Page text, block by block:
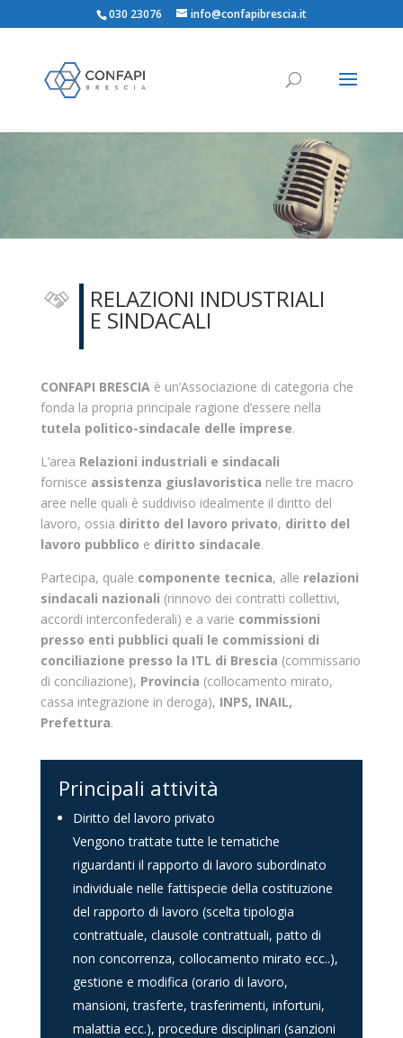
030 23076 info@confapibrescia.it
RELAZIONI INDUSTRIALI
E SINDACALI
CONFAPI BRESCIAè un’Associazione di categoria che
fonda la propria principale ragione d’essere nella
tutela politico-sindacale delle imprese.
L’area Relazioni industriali e sindacali
fornisce assistenza giuslavoristica nelle tre macro
aree nelle quali è suddiviso idealmente il diritto del
lavoro, ossia diritto del lavoro privato, diritto del
lavoro pubblico e diritto sindacale.
Partecipa, quale componente tecnica, alle relazioni
sindacali nazionali (rinnovo dei contratti collettivi,
accordi interconfederali) e a varie commissioni
presso enti pubblici quali le commissioni di
conciliazione presso la ITL di Brescia (commissario
di conciliazione), Provincia (collocamento mirato,
cassa integrazione in deroga), INPS, INAIL,
Prefettura.
Principali attività
Diritto del lavoro privato
Vengono trattate tutte le tematiche
riguardanti il rapporto di lavoro subordinato
individuale nelle fattispecie della costituzione
del rapporto di lavoro (scelta tipologia
contrattuale, clausole contrattuali, patto di
non concorrenza, collocamento mirato ecc..),
gestione e modifica (orario di lavoro,
mansioni, trasferte, trasferimenti, infortuni,
malattia ecc.), procedure disciplinari (sanzioni